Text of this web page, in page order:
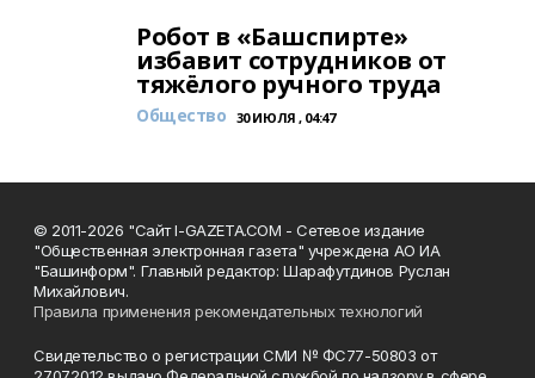
Робот в «Башспирте»
избавит сотрудников от
тяжёлого ручного труда
Общество 30 ИЮЛЯ , 04:47
© 2011-2026 "Сайт I-GAZETA.COM - Сетевое издание
"Общественная электронная газета" учреждена АО ИА
"Башинформ". Главный редактор: Шарафутдинов Руслан
Михайлович.
Правила применения рекомендательных технологий
Свидетельство о регистрации СМИ № ФС77-50803 от